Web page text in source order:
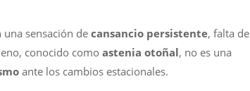
sensación de cansancio persistente, falta de
conocido como astenia otoñal, no es una
ante los cambios estacionales.